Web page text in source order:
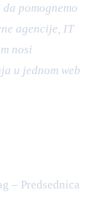
pomognemo
agencije, IT
nosi
u jednom web
– Predsednica